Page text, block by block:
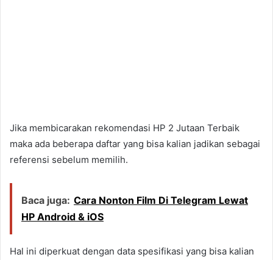
Jika membicarakan rekomendasi HP 2 Jutaan Terbaik
maka ada beberapa daftar yang bisa kalian jadikan sebagai
referensi sebelum memilih.
Baca juga: Cara Nonton Film Di Telegram Lewat
HP Android & iOS
Hal ini diperkuat dengan data spesifikasi yang bisa kalian